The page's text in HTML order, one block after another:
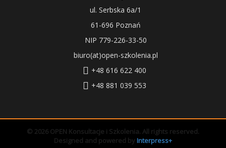
ul. Serbska 6a/1
61-696 Poznań
NIP 779-226-33-50
biuro(at)open-szkolenia.pl
+48 616 622 400
+48 881 039 553
© 2026 OPEN Konsultacje i Szkolenia. All rights reserved.
Designed and powered by Interpress+